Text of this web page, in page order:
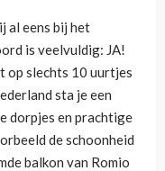
al eens bij het
is veelvuldig: JA!
op slechts 10 uurtjes
sta je een
dorpjes en prachtige
de schoonheid
balkon van Romio